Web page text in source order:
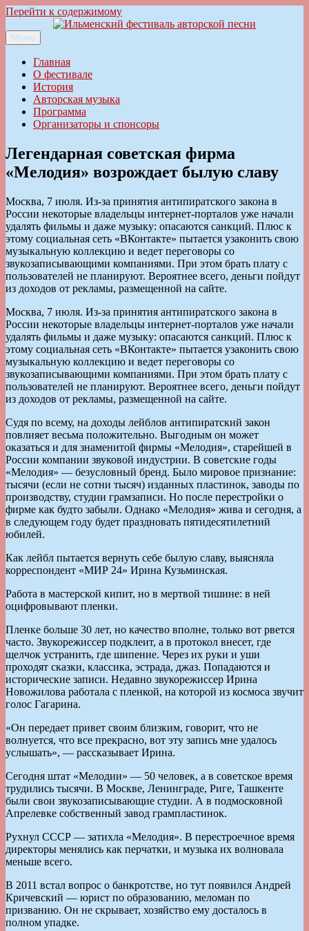
Перейти к содержимому
Ильменский фестиваль авторской песни
Меню
Главная
О фестивале
История
Авторская музыка
Программа
Организаторы и спонсоры
Легендарная советская фирма
«Мелодия» возрождает былую славу
Москва, 7 июля. Из-за принятия антипиратского закона в
России некоторые владельцы интернет-порталов уже начали
удалять фильмы и даже музыку: опасаются санкций. Плюс к
этому социальная сеть «ВКонтакте» пытается узаконить свою
музыкальную коллекцию и ведет переговоры со
звукозаписывающими компаниями. При этом брать плату с
пользователей не планируют. Вероятнее всего, деньги пойдут
из доходов от рекламы, размещенной на сайте.
Москва, 7 июля. Из-за принятия антипиратского закона в
России некоторые владельцы интернет-порталов уже начали
удалять фильмы и даже музыку: опасаются санкций. Плюс к
этому социальная сеть «ВКонтакте» пытается узаконить свою
музыкальную коллекцию и ведет переговоры со
звукозаписывающими компаниями. При этом брать плату с
пользователей не планируют. Вероятнее всего, деньги пойдут
из доходов от рекламы, размещенной на сайте.
Судя по всему, на доходы лейблов антипиратский закон
повлияет весьма положительно. Выгодным он может
оказаться и для знаменитой фирмы «Мелодия», старейшей в
России компании звуковой индустрии. В советские годы
«Мелодия» — безусловный бренд. Было мировое признание:
тысячи (если не сотни тысяч) изданных пластинок, заводы по
производству, студии грамзаписи. Но после перестройки о
фирме как будто забыли. Однако «Мелодия» жива и сегодня, а
в следующем году будет праздновать пятидесятилетний
юбилей.
Как лейбл пытается вернуть себе былую славу, выясняла
корреспондент «МИР 24» Ирина Кузьминская.
Работа в мастерской кипит, но в мертвой тишине: в ней
оцифровывают пленки.
Пленке больше 30 лет, но качество вполне, только вот рвется
часто. Звукорежиссер подклеит, а в протокол внесет, где
щелчок устранить, где шипение. Через их руки и уши
проходят сказки, классика, эстрада, джаз. Попадаются и
исторические записи. Недавно звукорежиссер Ирина
Новожилова работала с пленкой, на которой из космоса звучит
голос Гагарина.
«Он передает привет своим близким, говорит, что не
волнуется, что все прекрасно, вот эту запись мне удалось
услышать», — рассказывает Ирина.
Сегодня штат «Мелодии» — 50 человек, а в советское время
трудились тысячи. В Москве, Ленинграде, Риге, Ташкенте
были свои звукозаписывающие студии. А в подмосковной
Апрелевке собственный завод грампластинок.
Рухнул СССР — затихла «Мелодия». В перестроечное время
директоры менялись как перчатки, и музыка их волновала
меньше всего.
В 2011 встал вопрос о банкротстве, но тут появился Андрей
Кричевский — юрист по образованию, меломан по
призванию. Он не скрывает, хозяйство ему досталось в
полном упадке.